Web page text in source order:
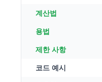
계산법
용법
제한 사항
코드 예시